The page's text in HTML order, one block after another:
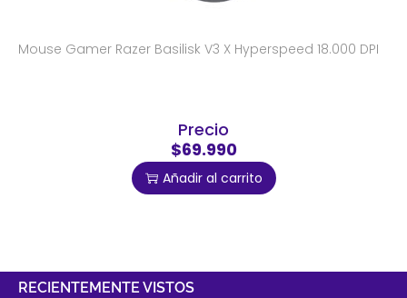
Mouse Gamer Razer Basilisk V3 X Hyperspeed 18.000 DPI
Precio
$69.990
Añadir al carrito
RECIENTEMENTE VISTOS